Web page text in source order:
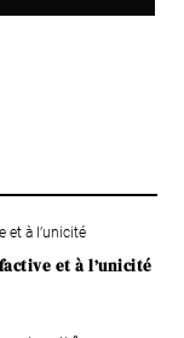
et à l’unicité